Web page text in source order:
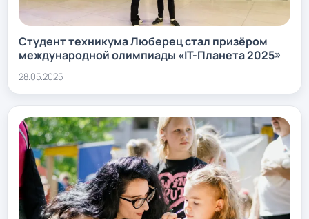
Студент техникума Люберец стал призёром
международной олимпиады «IT-Планета 2025»
28.05.2025